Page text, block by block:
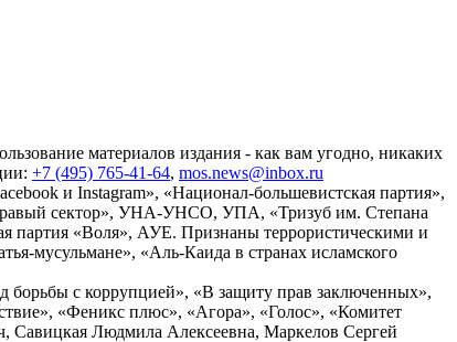
материалов издания - как вам угодно, никаких
+7 (495) 765-41-64, mos.news@inbox.ru
и Instagram», «Национал-большевистская партия»,
сектор», УНА-УНСО, УПА, «Тризуб им. Степана
партия «Воля», АУЕ. Признаны террористическими и
мусульмане», «Аль-Каида в странах исламского
борьбы с коррупцией», «В защиту прав заключенных»,
«Феникс плюс», «Агора», «Голос», «Комитет
Савицкая Людмила Алексеевна, Маркелов Сергей